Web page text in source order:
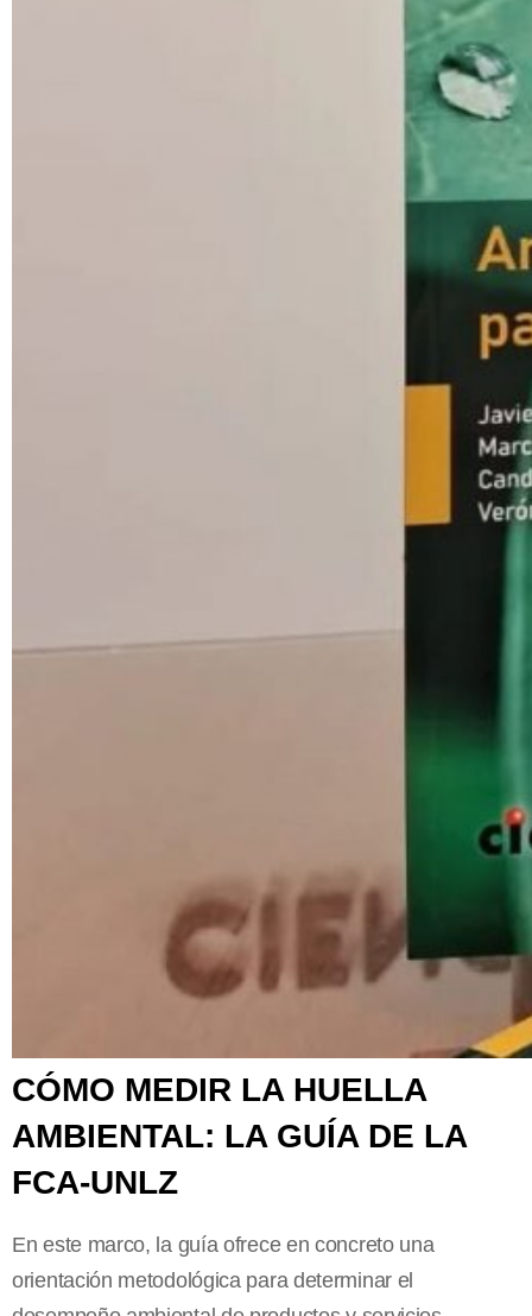
CÓMO MEDIR LA HUELLA
AMBIENTAL: LA GUÍA DE LA
FCA-UNLZ
En este marco, la guía ofrece en concreto una
orientación metodológica para determinar el